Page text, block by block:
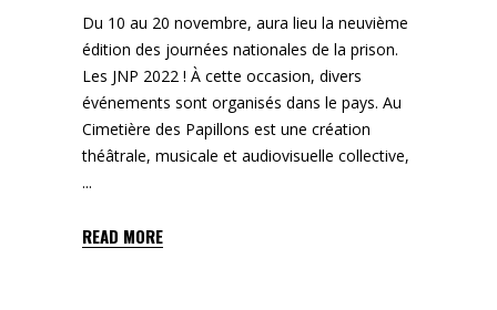
Du 10 au 20 novembre, aura lieu la neuvième
édition des journées nationales de la prison.
Les JNP 2022 ! À cette occasion, divers
événements sont organisés dans le pays. Au
Cimetière des Papillons est une création
théâtrale, musicale et audiovisuelle collective,
READ MORE